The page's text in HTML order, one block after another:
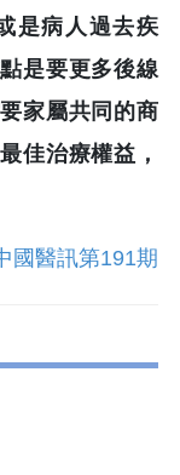
是病人過去疾
是要更多後線
家屬共同的商
佳治療權益，
國醫訊第191期